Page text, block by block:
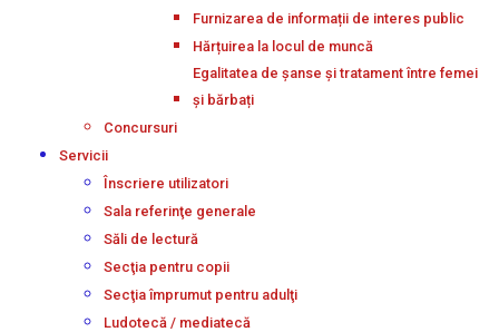
Furnizarea de informații de interes public
Hărțuirea la locul de muncă
Egalitatea de șanse și tratament între femei
și bărbați
Concursuri
Servicii
Înscriere utilizatori
Sala referinţe generale
Săli de lectură
Secţia pentru copii
Secţia împrumut pentru adulţi
Ludotecă / mediatecă